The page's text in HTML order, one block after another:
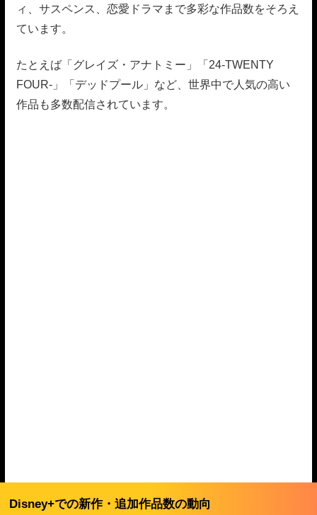
ィ、サスペンス、恋愛ドラマまで多彩な作品数をそろえ
ています。
たとえば「グレイズ・アナトミー」「24-TWENTY
FOUR-」「デッドプール」など、世界中で人気の高い
作品も多数配信されています。
Disney+での新作・追加作品数の動向